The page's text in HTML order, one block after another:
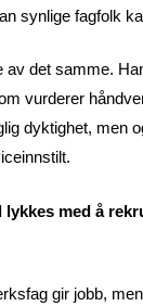
synlige fagfolk
av det samme.
vurderer
dyktighet, men
lykkes med å
gir jobb,